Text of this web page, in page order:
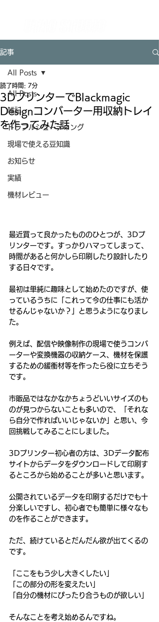
記事
All Posts
雑記
トラブルシューティング
現場で使える豆知識
お知らせ
実績
機材レビュー
All Posts
3DプリンターでBlackmagic
Designコンバーター用収納トレイ
を作ってみた話
読了時間: 7分
最近買って良かったもののひとつが、3Dプ
リンターです。すっかりハマってしまって、
時間があると何かしら印刷したり設計したり
する日々です。
最初は単純に趣味として始めたのですが、使
っているうちに「これって今の仕事にも活か
せるんじゃないか？」と思うようになりまし
た。
例えば、配信や映像制作の現場で使うコンバ
ーターや変換機器の収納ケース、機材を保護
するための緩衝材等を作ったら役に立ちそう
です。
市販品ではなかなかちょうどいいサイズのも
のが見つからないことも多いので、「それな
ら自分で作ればいいじゃないか」と思い、今
回挑戦してみることにしました。
3Dプリンター初心者の方は、3Dデータ配布
サイトからデータをダウンロードして印刷す
るところから始めることが多いと思います。
公開されているデータを印刷するだけでも十
分楽しいですし、初心者でも簡単に様々なも
のを作ることができます。
ただ、続けているとだんだん欲が出てくるの
です。
「ここをもう少し大きくしたい」
「この部分の形を変えたい」
「自分の機材にぴったり合うものが欲しい」
そんなことを考え始めるんですね。